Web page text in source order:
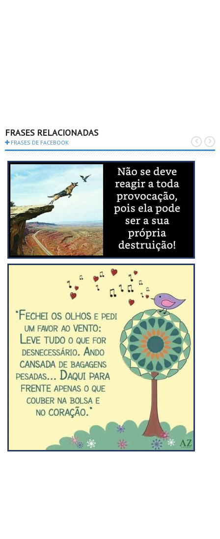
FRASES RELACIONADAS
FRASES DE FACEBOOK
Compartilhar Compartilhar